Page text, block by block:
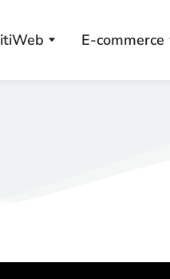
E-commerce